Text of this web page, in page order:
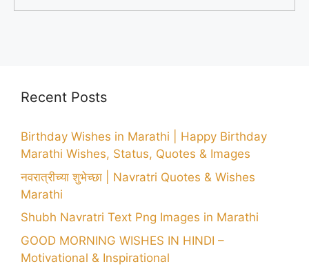
Recent Posts
Birthday Wishes in Marathi | Happy Birthday
Marathi Wishes, Status, Quotes & Images
नवरात्रीच्या शुभेच्छा | Navratri Quotes & Wishes
Marathi
Shubh Navratri Text Png Images in Marathi
GOOD MORNING WISHES IN HINDI –
Motivational & Inspirational